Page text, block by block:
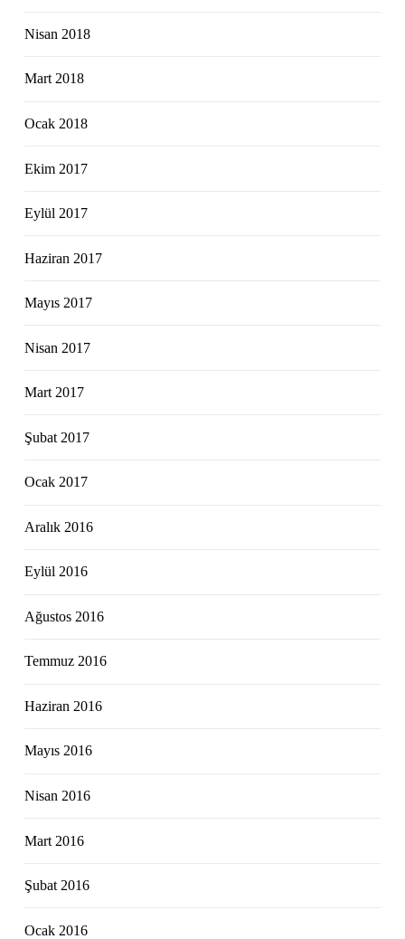
Nisan 2018
Mart 2018
Ocak 2018
Ekim 2017
Eylül 2017
Haziran 2017
Mayıs 2017
Nisan 2017
Mart 2017
Şubat 2017
Ocak 2017
Aralık 2016
Eylül 2016
Ağustos 2016
Temmuz 2016
Haziran 2016
Mayıs 2016
Nisan 2016
Mart 2016
Şubat 2016
Ocak 2016